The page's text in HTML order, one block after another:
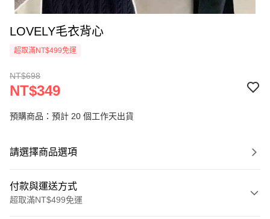
LOVELY毛衣背心
超取滿NT$499免運
NT$698
NT$349
預購商品：預計 20 個工作天出貨
請選擇商品選項
付款與運送方式
超取滿NT$499免運